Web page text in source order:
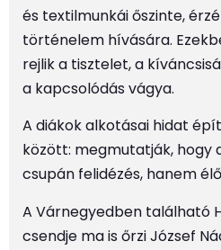
és textilmunkái őszinte,
történelem hívására.
rejlik a tisztelet, a
a kapcsolódás vágya.
A diákok alkotásai hidat
között: megmutatják, hogy
csupán felidézés, hanem
A Várnegyedben található
csendje ma is őrzi József